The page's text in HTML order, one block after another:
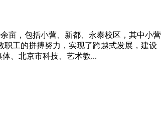
亩，包括小营、新都、永泰校区，其中小营
工的拼搏努力，实现了跨越式发展，建设
、北京市科技、艺术教...